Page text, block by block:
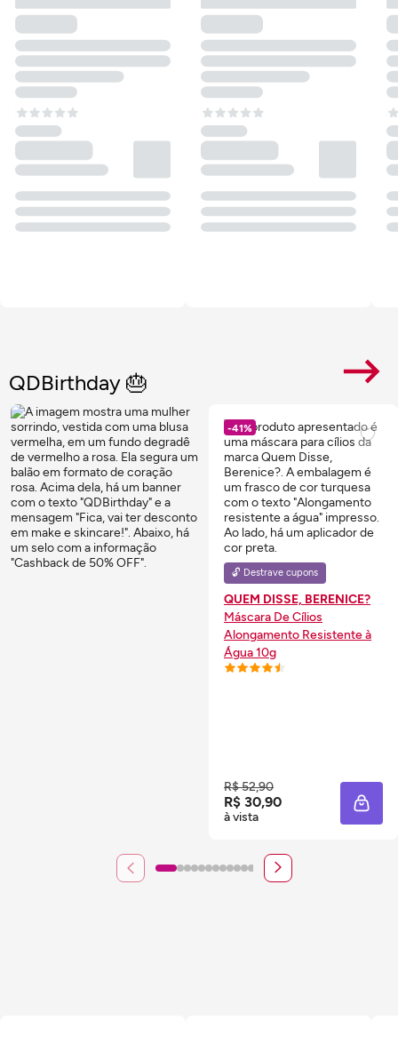
QDBirthday 🎂
-41%
🔓 Destrave cupons
QUEM DISSE, BERENICE?
Máscara De Cílios
Alongamento Resistente à
Água 10g
R$ 52,90
R$ 30,90
à vista